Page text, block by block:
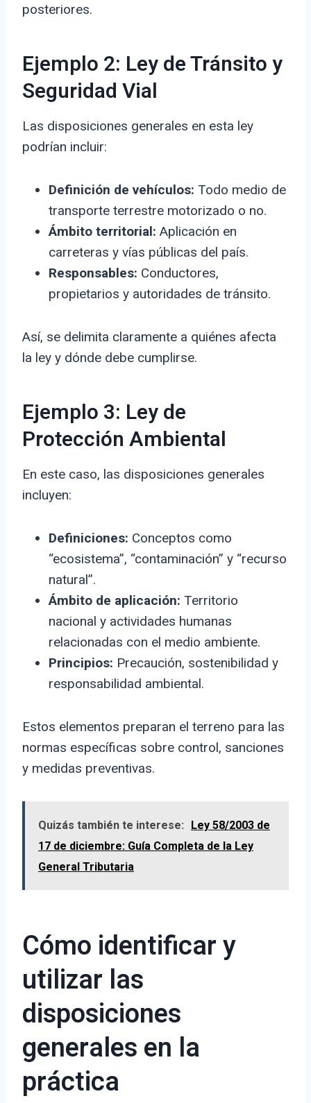
posteriores.
Ejemplo 2: Ley de Tránsito y
Seguridad Vial
Las disposiciones generales en esta ley
podrían incluir:
Definición de vehículos: Todo medio de
transporte terrestre motorizado o no.
Ámbito territorial: Aplicación en
carreteras y vías públicas del país.
Responsables: Conductores,
propietarios y autoridades de tránsito.
Así, se delimita claramente a quiénes afecta
la ley y dónde debe cumplirse.
Ejemplo 3: Ley de
Protección Ambiental
En este caso, las disposiciones generales
incluyen:
Definiciones: Conceptos como
“ecosistema”, “contaminación” y “recurso
natural”.
Ámbito de aplicación: Territorio
nacional y actividades humanas
relacionadas con el medio ambiente.
Principios: Precaución, sostenibilidad y
responsabilidad ambiental.
Estos elementos preparan el terreno para las
normas específicas sobre control, sanciones
y medidas preventivas.
Quizás también te interese:
Ley 58/2003 de
17 de diciembre: Guía Completa de la Ley
General Tributaria
Cómo identificar y
utilizar las
disposiciones
generales en la
práctica